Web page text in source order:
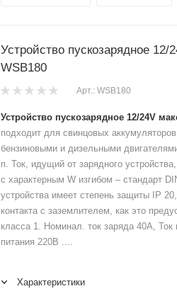
Устройство пускозарядное 12/
WSB180
Арт.: WSB180
Устройство пускозарядное 12/24V
подходит для свинцовых
бензиновыми и дизельными
п. Ток, идущий от зарядного
с характерным W изгибом – стандарт
устройства имеет степень защиты IP
контакта с заземлителем, как это
класса 1. Номинал. ток заряда 40А,
питания 220В ....
Характеристики